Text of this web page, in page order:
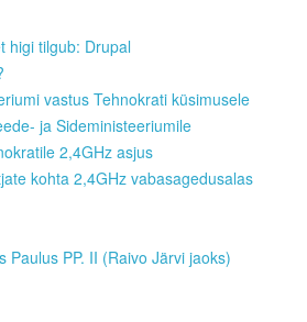
higi tilgub: Drupal
vastus Tehnokrati küsimusele
ja Sideministeeriumile
2,4GHz asjus
kohta 2,4GHz vabasagedusalas
Paulus PP. II (Raivo Järvi jaoks)